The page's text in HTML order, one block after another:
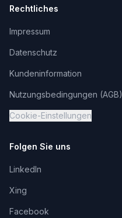
Rechtliches
Impressum
Datenschutz
Kundeninformation
Nutzungsbedingungen (AGB)
Cookie-Einstellungen
Folgen Sie uns
LinkedIn
Xing
Facebook